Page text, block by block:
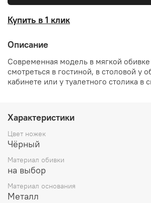
Купить в 1 клик
Описание
Современная модель в мягкой
смотреться в гостиной, в столовой у
кабинете или у туалетного столика в
Характеристики
Цвет ножек
Чёрный
Материал обивки
на выбор
Материал основания
Металл